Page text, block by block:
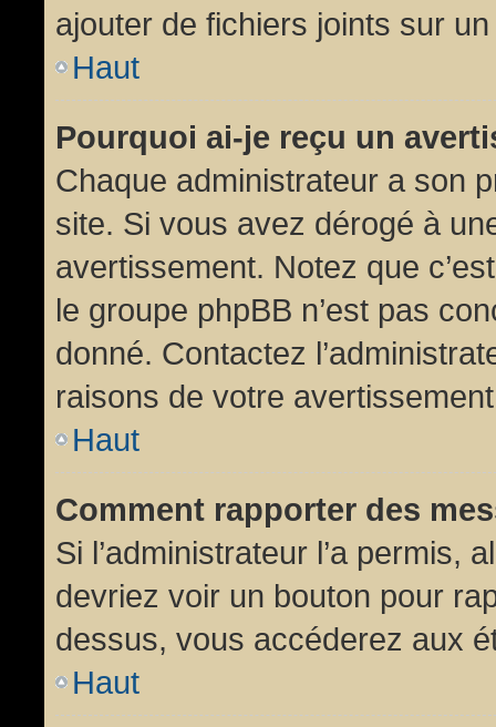
ajouter de fichiers joints sur
Haut
Pourquoi ai-je reçu un
Chaque administrateur a son
site. Si vous avez dérogé à
avertissement. Notez que
le groupe phpBB n’est pas
donné. Contactez
raisons de votre
Haut
Comment rapporter des
Si l’administrateur l’a permis,
devriez voir un bouton pour
dessus, vous accéderez aux
Haut